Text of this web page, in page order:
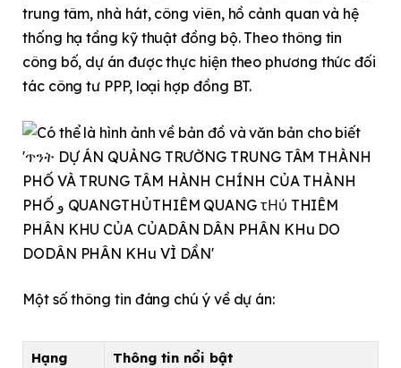
trung tâm, nhà hát, công viên, hồ cảnh quan và hệ
thống hạ tầng kỹ thuật đồng bộ. Theo thông tin
công bố, dự án được thực hiện theo phương thức đối
tác công tư PPP, loại hợp đồng BT.
Một số thông tin đáng chú ý về dự án:
Hạng
Thông tin nổi bật